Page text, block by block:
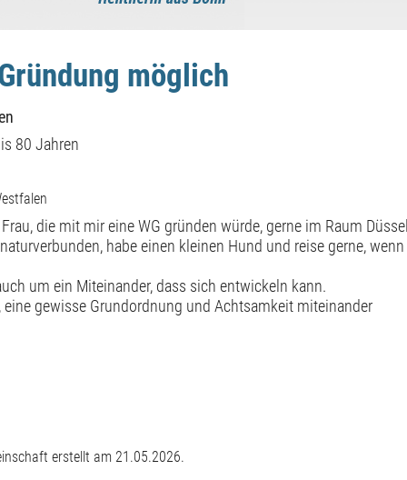
möglich
80 Jahren
die mit mir eine WG gründen würde, gerne im Raum
habe einen kleinen Hund und reise gerne,
um ein Miteinander, dass sich entwickeln kann.
gewisse Grundordnung und Achtsamkeit miteinander
erstellt am 21.05.2026.